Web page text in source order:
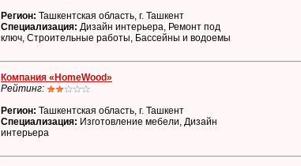
Регион: Ташкентская область, г. Ташкент
Специализация: Дизайн интерьера, Ремонт под
ключ, Строительные работы, Бассейны и водоемы
Компания «HomeWood»
Рейтинг:
Регион: Ташкентская область, г. Ташкент
Специализация: Изготовление мебели, Дизайн
интерьера